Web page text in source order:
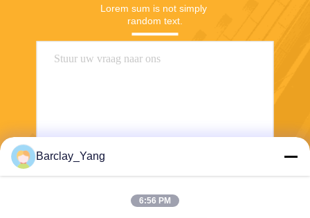
Lorem sum is not simply
random text.
Stuur
Barclay_Yang
6:56 PM